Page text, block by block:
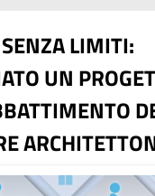
LIMITI:
UN